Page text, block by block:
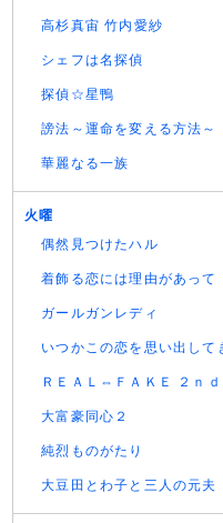
高杉真宙 竹内愛紗
シェフは名探偵
探偵☆星鴨
謗法～運命を変える方法～
華麗なる一族
火曜
偶然見つけたハル
着飾る恋には理由があって
ガールガンレディ
いつかこの恋を思い出して
ＲＥＡＬ⇔ＦＡＫＥ ２ｎｄ
大富豪同心２
純烈ものがたり
大豆田とわ子と三人の元夫